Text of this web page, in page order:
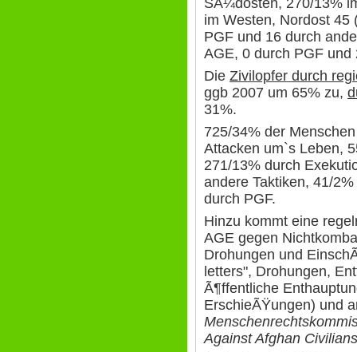
im Westen, Nordost 45
PGF und 16 durch
AGE, 0 durch PGF und
Die Zivilopfer durch
ggb 2007 um 65% zu,
31%.
725/34% der
Attacken um`s Leben,
271/13% durch
andere Taktiken, 41/
durch PGF.
Hinzu kommt eine
AGE gegen
Drohungen und
letters", Drohungen,
Ã¶ffentliche
ErschieÃŸungen) und
Against Afghan